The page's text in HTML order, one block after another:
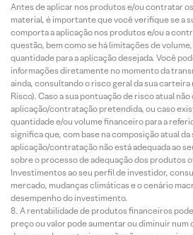
Antes de aplicar nos produtos e/ou contratar
material, é importante que você verifique se a
comporta a aplicação nos produtos e/ou a
questão, bem como se há limitações de
quantidade para a aplicação desejada. Você
informações diretamente no momento da
ainda, consultando o risco geral da sua
Risco). Caso a sua pontuação de risco atual
aplicação/contratação pretendida, ou caso
quantidade e/ou volume financeiro para a
significa que, com base na composição atual
aplicação/contratação não está adequada ao
sobre o processo de adequação dos produtos
Investimentos ao seu perfil de investidor,
mercado, mudanças climáticas e o cenário
desempenho do investimento.
A rentabilidade de produtos financeiros
preço ou valor pode aumentar ou diminuir num